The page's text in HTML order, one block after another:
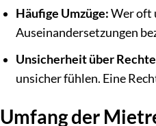
Häufige Umzüge:Wer oft
Auseinandersetzungen
Unsicherheit über
unsicher fühlen. Eine
Umfang der